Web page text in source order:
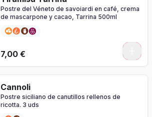
Postre del Véneto de savoiardi en café, crema
de mascarpone y cacao, Tarrina 500ml
7,00 €
Cannoli
Postre siciliano de canutillos rellenos de
ricotta. 3 uds